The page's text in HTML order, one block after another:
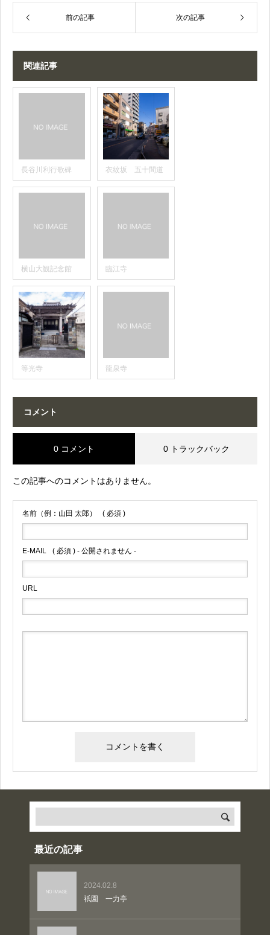
前の記事 次の記事
関連記事
長谷川利行歌碑 衣紋坂 五十間道
横山大観記念館 臨江寺
等光寺 龍泉寺
コメント
0 コメント 0 トラックバック
この記事へのコメントはありません。
名前（例：山田 太郎） ( 必須 )
E-MAIL ( 必須 ) - 公開されません -
URL
最近の記事
2024.02.8
祇園 一力亭